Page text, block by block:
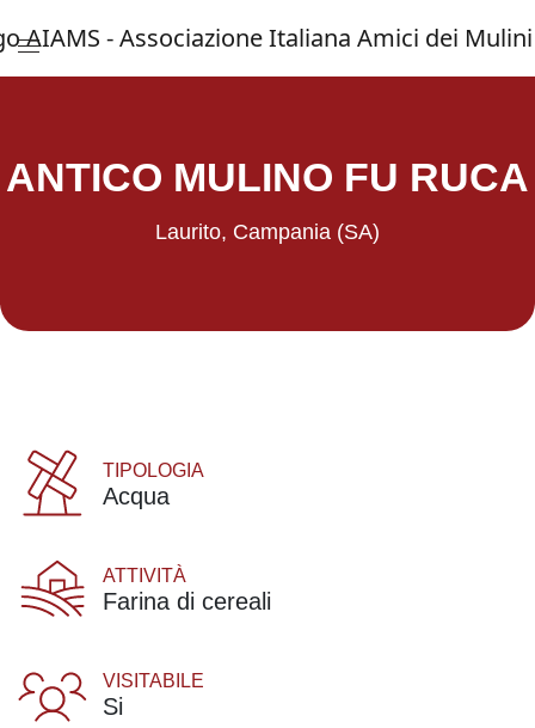
Menu principale
ANTICO MULINO FU RUCA
Laurito, Campania (SA)
TIPOLOGIA
Acqua
ATTIVITÀ
Farina di cereali
VISITABILE
Si